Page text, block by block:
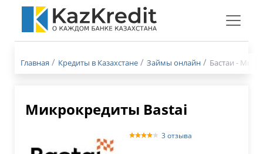
Меню
Главная Кредиты в Казахстане Займы онлайн Бастаи -
Микрокредиты Bastai
3 отзыва